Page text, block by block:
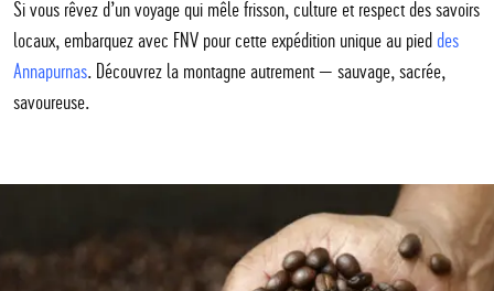
Si vous rêvez d’un voyage qui mêle frisson, culture et respect des savoirs
locaux, embarquez avec FNV pour cette expédition unique au pied des
Annapurnas. Découvrez la montagne autrement — sauvage, sacrée,
savoureuse.